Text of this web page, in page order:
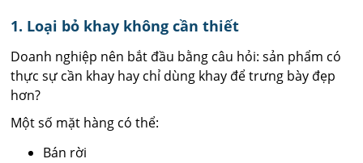
1. Loại bỏ khay không cần thiết
Doanh nghiệp nên bắt đầu bằng câu hỏi: sản phẩm có
thực sự cần khay hay chỉ dùng khay để trưng bày đẹp
hơn?
Một số mặt hàng có thể:
Bán rời